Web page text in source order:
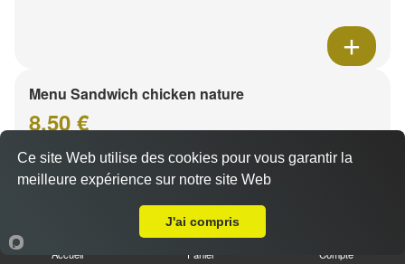
Menu Sandwich chicken nature
8.50 €
Pain ou galette, émincé de poulet, salade, tomates,
oignons + frites + 1 boisson 33 cl au choix
Accueil Panier Compte
Ce site Web utilise des cookies pour vous garantir la
meilleure expérience sur notre site Web
J'ai compris